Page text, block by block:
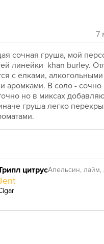
сочная груша, мой
линейки  khan burley.
с елками,
аромками. В соло - сочно
но в миксах
груша легко
цитрусАпельсин, лайм,